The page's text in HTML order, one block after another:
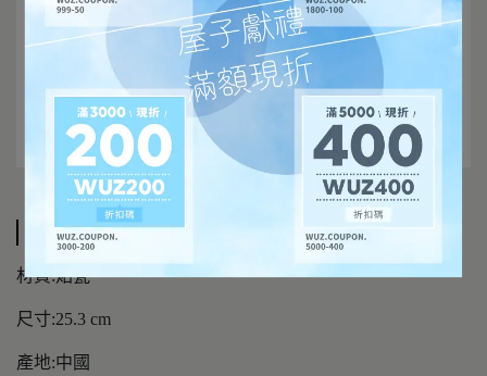
規格說明
材質:炻瓷
尺寸:25.3 cm
產地:中國